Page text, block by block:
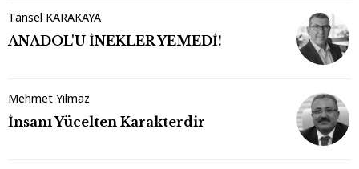
Tansel KARAKAYA
ANADOL'U İNEKLER YEMEDİ!
Mehmet Yılmaz
İnsanı Yücelten Karakterdir